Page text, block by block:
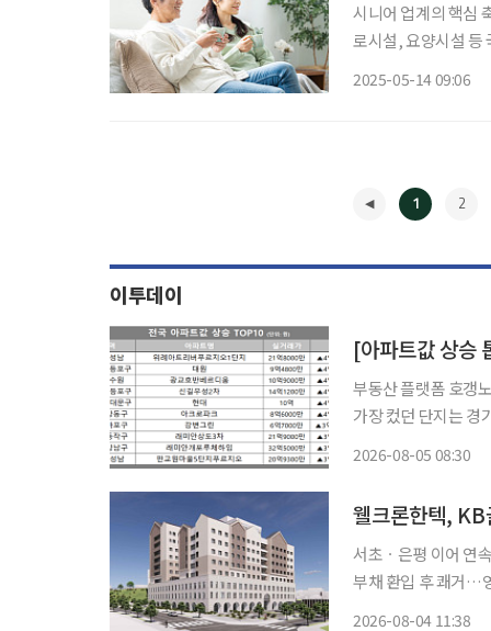
시니어 업계의 핵심
로시설, 요양시설 등
2025-05-14 09:06
1 2
이투데이
[아파트값 상승
부동산 플랫폼 호갱
가장 컸던 단지는 경
2026-08-05 08:30
서초ㆍ은평 이어 연
부채 환입 후 쾌거…영업 정상화 궤도 환경플랜트
2026-08-04 11:38